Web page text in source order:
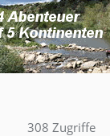
308 Zugriffe